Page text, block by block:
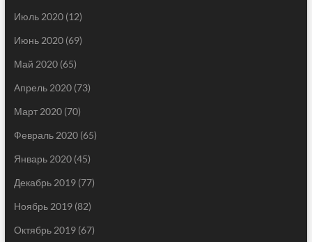
Июль 2020(12)
Июнь 2020(69)
Май 2020(65)
Апрель 2020(73)
Март 2020(70)
Февраль 2020(65)
Январь 2020(45)
Декабрь 2019(77)
Ноябрь 2019(82)
Октябрь 2019(67)